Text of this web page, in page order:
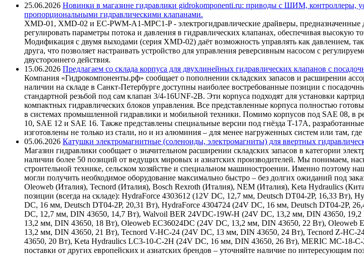
25.06.2026 Новинки в магазине гидравлики gidrokomponenti.ru: приводы с ШИМ, контроллеры,
пропорциональными гидравлическими клапанами.
XMD-01, XMD-02 и EC-PWM-A1-MPC1-P - электрогидравлические драйверы,
регулировать параметры потока и давления в гидравлических клапанах, обеспечивая высокую
Модификация с двумя выходами (серия XMD-02) даёт возможность управлять как давлением,
друга, что позволяет настраивать устройство для управления реверсивным насосом с
двустороннего действия.
15.06.2026 Предлагаем со склада корпуса для двухлинейных гидравлических клапанов с
Компания «Гидрокомпоненты.рф» сообщает о пополнении складских запасов и расширении
наличии на складе в Санкт-Петербурге доступны наиболее востребованные позиции с
стандартной резьбой под сам клапан 3/4-16UNF-2B. Эти корпуса подходят для установки
компактных гидравлических блоков управления. Все представленные корпуса полностью
в системах промышленной гидравлики и мобильной техники. Помимо корпусов под SAE 08, в
10, SAE 12 и SAE 16. Также представлены специальные версии под гнёзда T-17A,
изготовлены не только из стали, но и из алюминия – для менее нагруженных систем или там,
05.06.2026 Катушки электромагнитные (соленоиды, электромагниты) для ввертных
Магазин гидравлики сообщает о значительном расширении складских запасов в категории
наличии более 50 позиций от ведущих мировых и азиатских производителей. Мы понимаем,
строительной технике, сельском хозяйстве и специальном машиностроении. Именно
могли получить необходимое оборудование максимально быстро – без долгих ожиданий под
Oleoweb (Италия), Tecnord (Италия), Bosch Rexroth (Италия), NEM (Италия), Keta Hydraulics
позиции (всегда на складе): HydraForce 4303612 (12V DC, 12,7 мм, Deutsch DT04-2P, 16,33 Вт),
DC, 16 мм, Deutsch DT04-2P, 20,31 Вт), HydraForce 4304724 (24V DC, 16 мм, Deutsch DT04-2P,
DC, 12,7 мм, DIN 43650, 14,7 Вт), Walvoil BER 24VDC-19W-H (24V DC, 13,2 мм, DIN 43650,
13,2 мм, DIN 43650, 18 Вт), Oleoweb EC36024DC (24V DC, 13,2 мм, DIN 43650, 22 Вт),
13,2 мм, DIN 43650, 21 Вт), Tecnord V-HC-24 (24V DC, 13 мм, DIN 43650, 24 Вт), Tecnord Z-
43650, 20 Вт), Keta Hydraulics LC3-10-C-2H (24V DC, 16 мм, DIN 43650, 26 Вт), MERIC MC-18-
поставки от других европейских и азиатских брендов – уточняйте наличие по интересующим